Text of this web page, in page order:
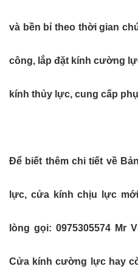
và bền bỉ theo thời gian
công, lắp đặt kính cường
kính thủy lực, cung cấp
Để biết thêm chi tiết về
lực, cửa kính chịu lực
lòng gọi: 0975305574 Mr
Cửa kính cường lực hay